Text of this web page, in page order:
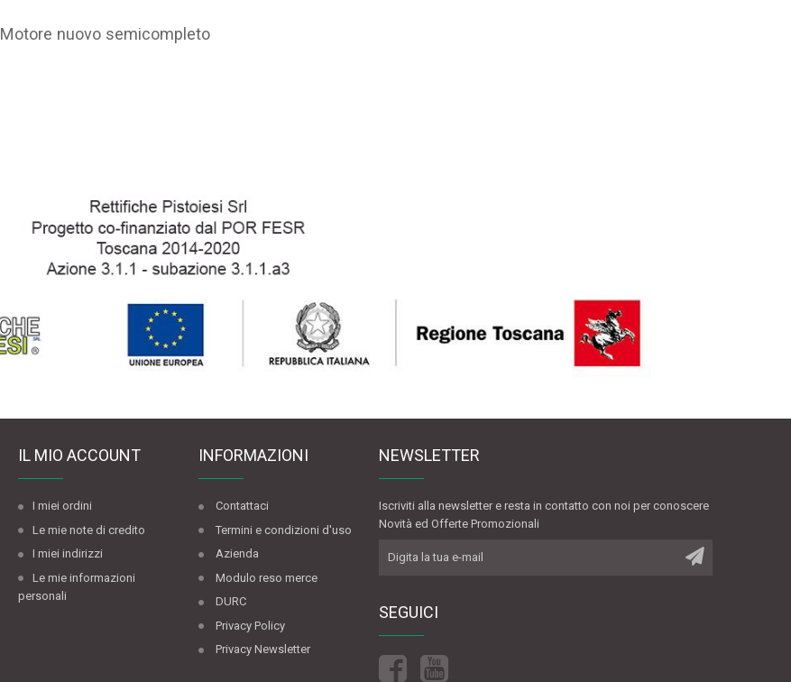
Motore nuovo semicompleto
IL MIO ACCOUNT
I miei ordini
Le mie note di credito
I miei indirizzi
Le mie informazioni
personali
INFORMAZIONI
Contattaci
Termini e condizioni d'uso
Azienda
Modulo reso merce
DURC
Privacy Policy
Privacy Newsletter
NEWSLETTER
Iscriviti alla newsletter e resta in contatto con noi per conoscere
Novità ed Offerte Promozionali
SEGUICI